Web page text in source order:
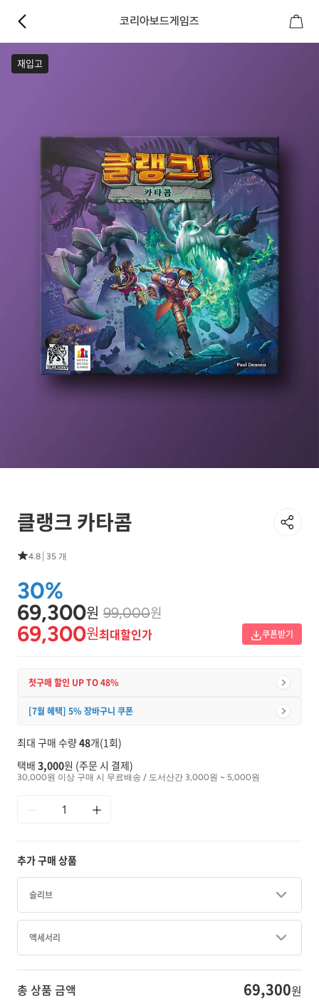
코리아보드게임즈
재입고
클랭크 카타콤
4.8 35 개
30%
69,300원 99,000원
69,300원최대할인가 쿠폰받기
첫구매 할인 UP TO 48%
[7월 혜택] 5% 장바구니 쿠폰
최대 구매 수량48개(1회)
택배 3,000원 (주문 시 결제)
30,000원 이상 구매 시 무료배송 / 도서산간 3,000원 ~ 5,000원
추가 구매 상품
슬리브
액세서리
총 상품 금액 69,300원